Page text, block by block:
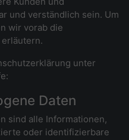
und verständlich sein. Um
wir vorab die
unter
Daten
sind alle Informationen,
oder identifizierbare